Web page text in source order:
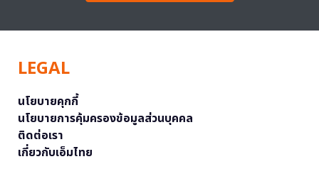
LEGAL
นโยบายคุกกี้
นโยบายการคุ้มครองข้อมูลส่วนบุคคล
ติดต่อเรา
เกี่ยวกับเอ็มไทย